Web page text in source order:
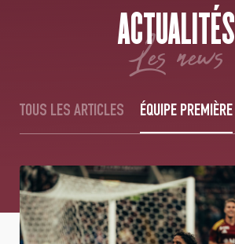
ACTUALITÉS
les news
TOUS LES ARTICLES ÉQUIPE PREMIÈRE